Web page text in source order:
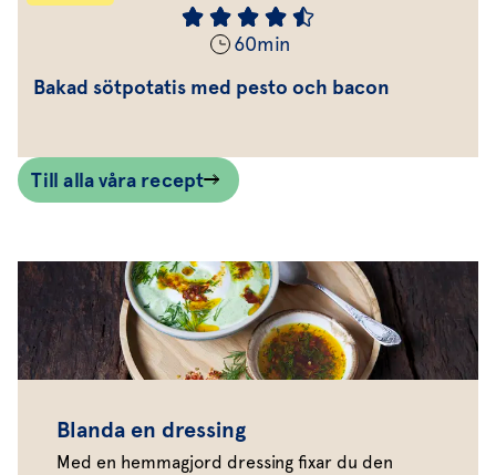
60min
Bakad sötpotatis med pesto och bacon
Till alla våra recept
Blanda en dressing
Med en hemmagjord dressing fixar du den